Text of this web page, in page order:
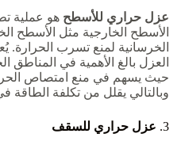
عزل حراري للأسطح هو عملية
الأسطح الخارجية مثل الأسطح
الخرسانية لمنع تسرب الحرارة.
العزل بالغ الأهمية في المناطق
حيث يسهم في منع امتصاص
وبالتالي يقلل من تكلفة الطاقة
3. عزل حراري للسقف